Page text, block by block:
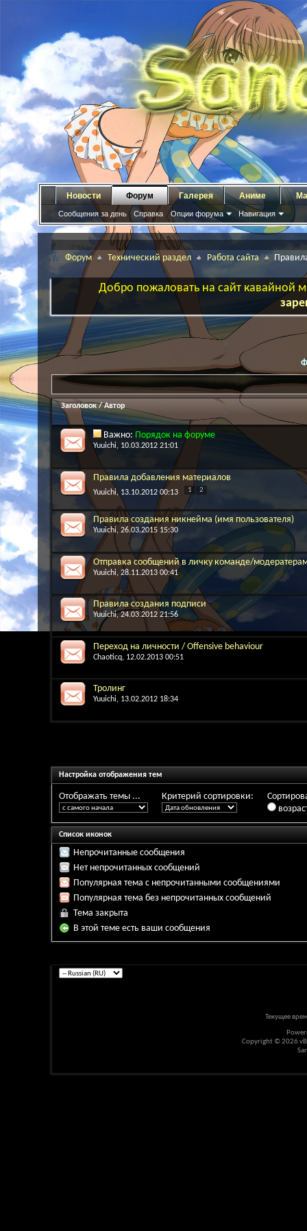
Новости Форум
Сообщения за день Справка Опции форума Навигация
Галерея Аниме
Форум Технический раздел Работа сайта
Добро пожаловать на сайт кавайной
Заголовок/Автор
Важно: Порядок на форуме
Yuuichi, 10.03.2012 21:01
Правила добавления материалов
Yuuichi, 13.10.2012 00:13 1 2
Правила создания никнейма (имя пользователя)
Yuuichi, 26.03.2015 15:30
Отправка сообщений в личку команде/
Yuuichi, 28.11.2013 00:41
Правила создания подписи
Yuuichi, 24.03.2012 21:56
Переход на личности / Offensive behaviour
Chaoticq, 12.02.2013 00:51
Тролинг
Yuuichi, 13.02.2012 18:34
Настройка отображения тем
Отображать темы ... Критерий сортировки:
Список иконок
Непрочитанные сообщения
Нет непрочитанных сообщений
Популярная тема с непрочитанными сообщениями
Популярная тема без непрочитанных сообщений
Тема закрыта
В этой теме есть ваши сообщения
Текущее
Copyright © 2026